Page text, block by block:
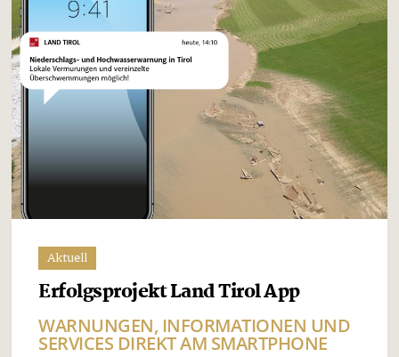
Aktuell
Erfolgsprojekt Land Tirol App
WARNUNGEN, INFORMATIONEN UND
SERVICES DIREKT AM SMARTPHONE